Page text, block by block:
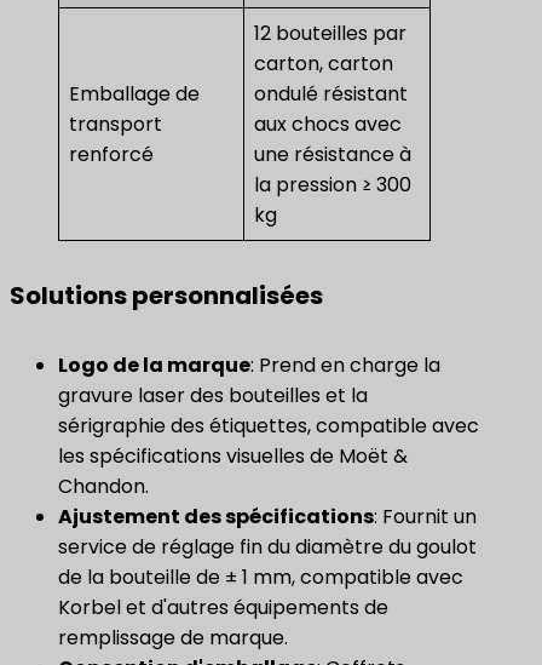
Emballage de
transport
renforcé
12 bouteilles par
carton, carton
ondulé résistant
aux chocs avec
une résistance à
la pression ≥ 300
kg
Solutions personnalisées
Logo de la marque: Prend en charge la
gravure laser des bouteilles et la
sérigraphie des étiquettes, compatible avec
les spécifications visuelles de Moët &
Chandon.
​Ajustement des spécifications​: Fournit un
service de réglage fin du diamètre du goulot
de la bouteille de ± 1 mm, compatible avec
Korbel et d'autres équipements de
remplissage de marque.